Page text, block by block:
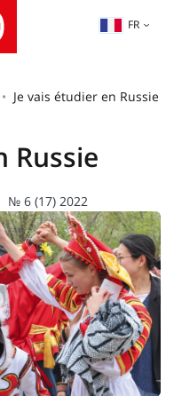
FR
Je vais étudier en Russie
Russie
№ 6 (17) 2022